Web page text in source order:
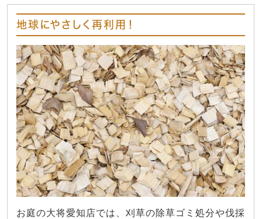
地球にやさしく再利用！
お庭の大将愛知店では、刈草の除草ゴミ処分や伐採